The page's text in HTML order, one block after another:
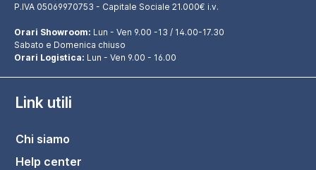
P.IVA 05069970753 - Capitale Sociale 21.000€ i.v.
Orari Showroom: Lun - Ven 9.00 -13 / 14.00-17.30
Sabato e Domenica chiuso
Orari Logistica: Lun - Ven 9.00 - 16.00
Link utili
Chi siamo
Help center